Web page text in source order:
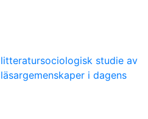
litteratursociologisk studie av
i dagens